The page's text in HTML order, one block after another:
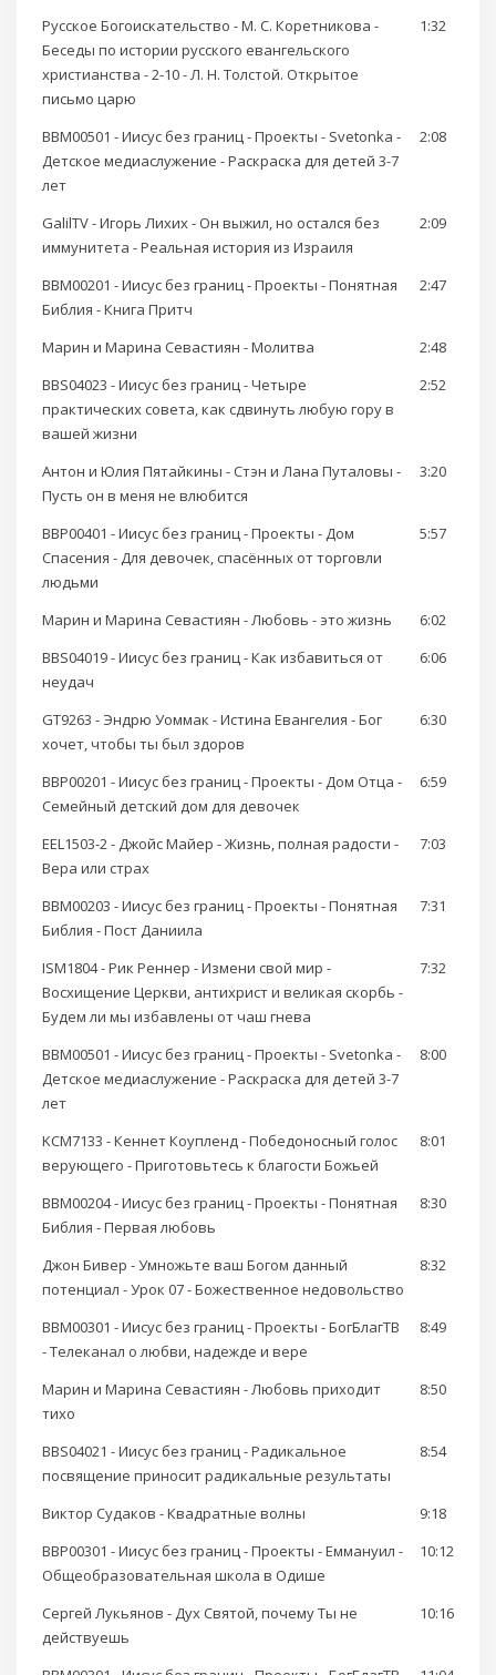
Русское Богоискательство - М. С. Коретникова -
Беседы по истории русского евангельского
христианства - 2-10 - Л. Н. Толстой. Открытое
письмо царю
1:32
BBM00501 - Иисус без границ - Проекты - Svetonka -
Детское медиаслужение - Раскраска для детей 3-7
лет
2:08
GalilTV - Игорь Лихих - Он выжил, но остался без
иммунитета - Реальная история из Израиля
2:09
BBM00201 - Иисус без границ - Проекты - Понятная
Библия - Книга Притч
2:47
Марин и Марина Севастиян - Молитва
2:48
BBS04023 - Иисус без границ - Четыре
практических совета, как сдвинуть любую гору в
вашей жизни
2:52
Антон и Юлия Пятайкины - Стэн и Лана Путаловы -
Пусть он в меня не влюбится
3:20
BBP00401 - Иисус без границ - Проекты - Дом
Спасения - Для девочек, спасённых от торговли
людьми
5:57
Марин и Марина Севастиян - Любовь - это жизнь
6:02
BBS04019 - Иисус без границ - Как избавиться от
неудач
6:06
GT9263 - Эндрю Уоммак - Истина Евангелия - Бог
хочет, чтобы ты был здоров
6:30
BBP00201 - Иисус без границ - Проекты - Дом Отца -
Семейный детский дом для девочек
6:59
EEL1503-2 - Джойс Майер - Жизнь, полная радости -
Вера или страх
7:03
BBM00203 - Иисус без границ - Проекты - Понятная
Библия - Пост Даниила
7:31
ISM1804 - Рик Реннер - Измени свой мир -
Восхищение Церкви, антихрист и великая скорбь -
Будем ли мы избавлены от чаш гнева
7:32
BBM00501 - Иисус без границ - Проекты - Svetonka -
Детское медиаслужение - Раскраска для детей 3-7
лет
8:00
KCM7133 - Кеннет Коупленд - Победоносный голос
верующего - Приготовьтесь к благости Божьей
8:01
BBM00204 - Иисус без границ - Проекты - Понятная
Библия - Первая любовь
8:30
Джон Бивер - Умножьте ваш Богом данный
потенциал - Урок 07 - Божественное недовольство
8:32
BBM00301 - Иисус без границ - Проекты - БогБлагТВ
- Телеканал о любви, надежде и вере
8:49
Марин и Марина Севастиян - Любовь приходит
тихо
8:50
BBS04021 - Иисус без границ - Радикальное
посвящение приносит радикальные результаты
8:54
Виктор Судаков - Квадратные волны
9:18
BBP00301 - Иисус без границ - Проекты - Еммануил -
Общеобразовательная школа в Одише
10:12
Сергей Лукьянов - Дух Святой, почему Ты не
действуешь
10:16